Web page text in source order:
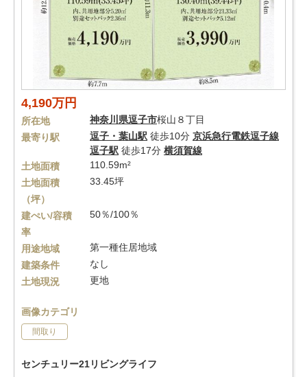
4,190万円
所在地 神奈川県逗子市桜山８丁目
最寄り駅
逗子・葉山駅 徒歩10分 京浜急行電鉄逗子線
逗子駅 徒歩17分 横須賀線
土地面積
110.59m²
土地面積
（坪）
33.45坪
建ぺい/容積
率
50％/100％
用途地域
第一種住居地域
建築条件
なし
土地現況
更地
画像カテゴリ
間取り
センチュリー21リビングライフ